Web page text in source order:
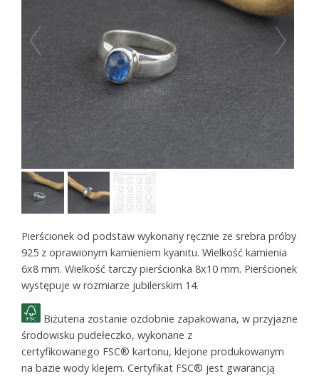
Pierścionek od podstaw wykonany ręcznie ze srebra próby
925 z oprawionym kamieniem kyanitu. Wielkość kamienia
6x8 mm. Wielkość tarczy pierścionka 8x10 mm. Pierścionek
występuje w rozmiarze jubilerskim 14.
Biżuteria zostanie ozdobnie zapakowana, w przyjazne
środowisku pudełeczko, wykonane z
certyfikowanego FSC® kartonu, klejone produkowanym
na bazie wody klejem. Certyfikat FSC® jest gwarancją